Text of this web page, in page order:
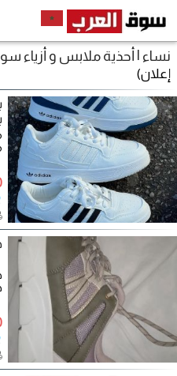
نساء | أحذية ملابس و أزياء
إعلان)